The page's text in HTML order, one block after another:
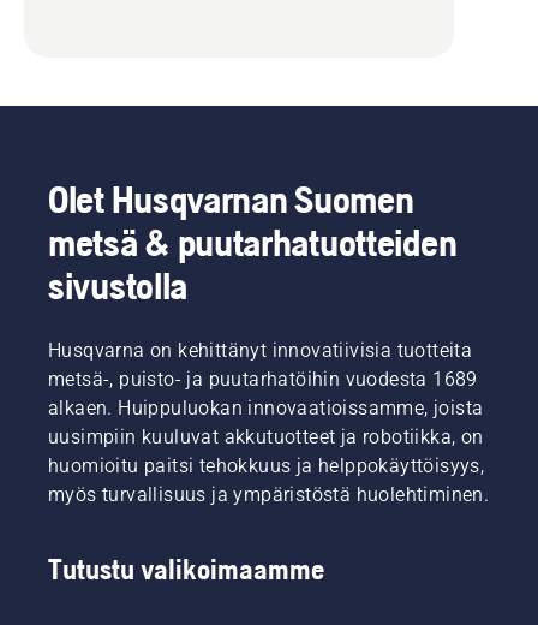
Olet Husqvarnan Suomen
metsä & puutarhatuotteiden
sivustolla
Husqvarna on kehittänyt innovatiivisia tuotteita
metsä-, puisto- ja puutarhatöihin vuodesta 1689
alkaen. Huippuluokan innovaatioissamme, joista
uusimpiin kuuluvat akkutuotteet ja robotiikka, on
huomioitu paitsi tehokkuus ja helppokäyttöisyys,
myös turvallisuus ja ympäristöstä huolehtiminen.
Tutustu valikoimaamme